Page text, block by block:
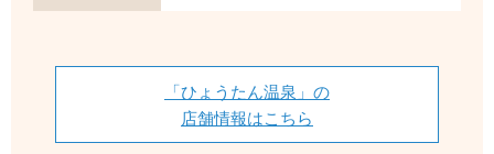
「ひょうたん温泉」の
店舗情報はこちら